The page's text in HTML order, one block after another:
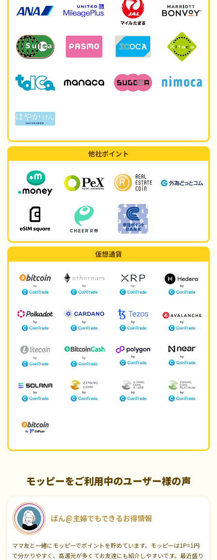
他社ポイント
仮想通貨
モッピーをご利用中のユーザー様の声
ぱん@主婦でもできるお得情報
ママ友と一緒にモッピーでポイントを貯めています。モッピーは1P=1円
で分かりやすく、高還元が多くてお友達にも紹介しやすいです。最近盛り